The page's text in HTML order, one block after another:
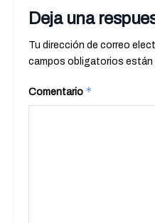
Deja una
Tu dirección de correo
campos obligatorios están
Comentario *